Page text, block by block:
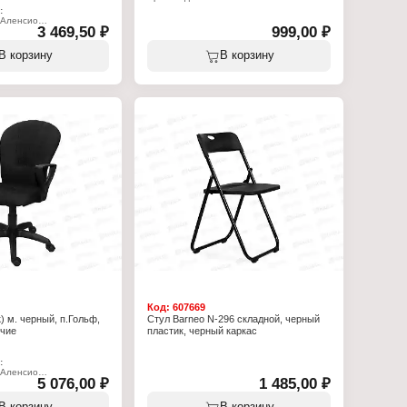
1 POLO"
пластик
min-max: 420-550 мм
390 мм
470 мм
мм
мм
260 мм
min-max точки
мм
подлокотниками: 550
стула min-max: 960-
кресла: 650 мм
600 мм
590х590х290 мм
3 469,50 ₽
В корзину
999,00 ₽
В корзину
м. черный, п.Гольф,
5 076,00 ₽
Код:607669
Стул Barneo N-296 складной, черный
пластик, черный каркас
1 485,00 ₽